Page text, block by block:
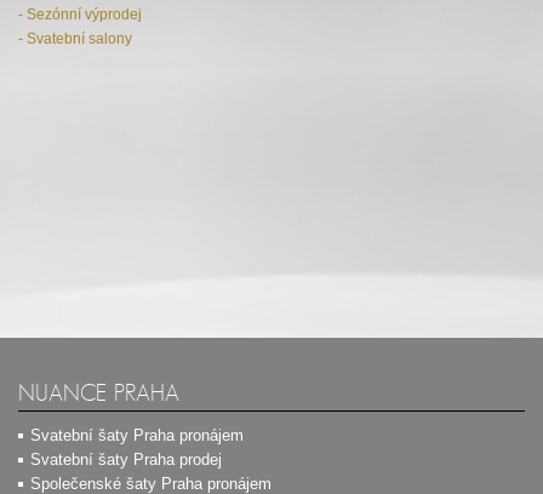
- Sezónní výprodej
- Svatební salony
NUANCE PRAHA
Svatební šaty Praha pronájem
Svatební šaty Praha prodej
Společenské šaty Praha pronájem